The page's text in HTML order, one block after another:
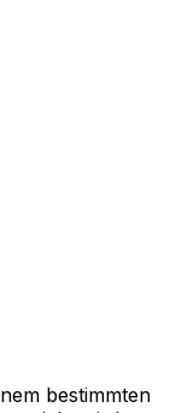
bestimmten